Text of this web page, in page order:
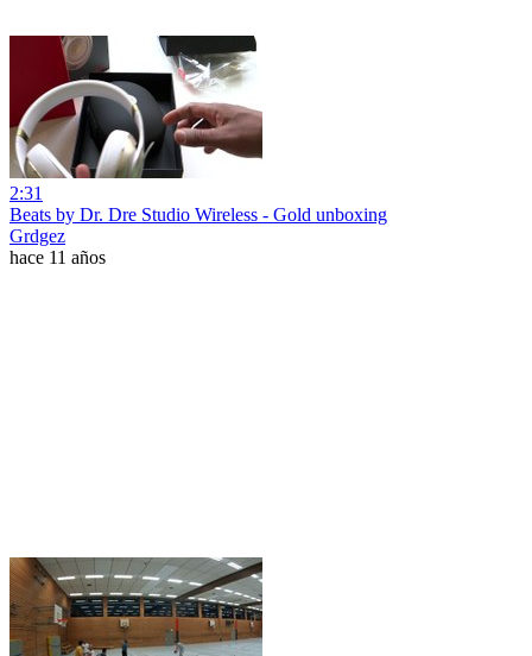
2:31
Beats by Dr. Dre Studio Wireless - Gold unboxing
Grdgez
hace 11 años